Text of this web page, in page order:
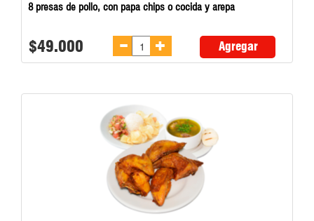
8 presas de pollo, con papa chips o cocida y arepa
$49.000 Agregar